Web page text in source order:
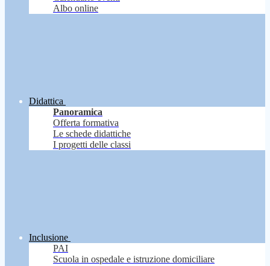
Albo online
Didattica
Panoramica
Offerta formativa
Le schede didattiche
I progetti delle classi
Inclusione
PAI
Scuola in ospedale e istruzione domiciliare